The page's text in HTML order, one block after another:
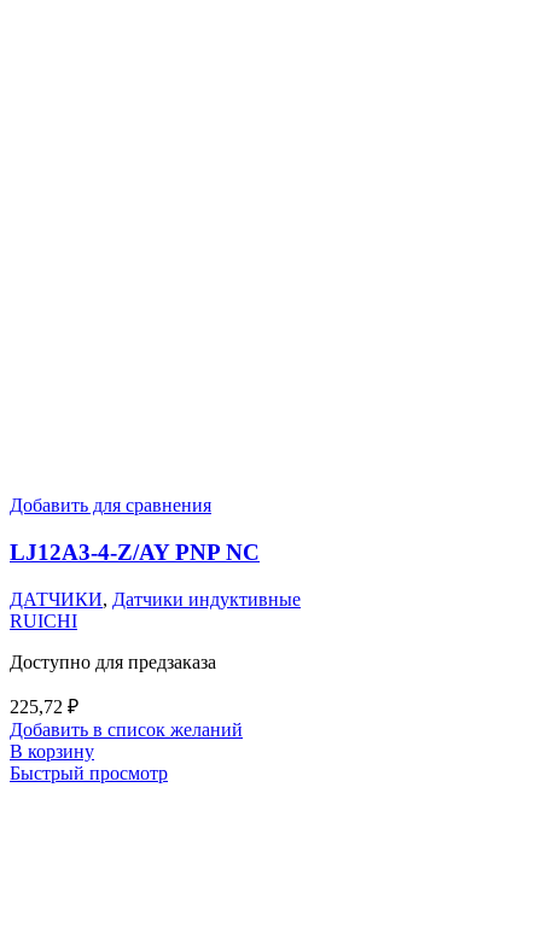
Добавить для сравнения
LJ12A3-4-Z/AY PNP NC
ДАТЧИКИ, Датчики индуктивные
RUICHI
Доступно для предзаказа
225,72 ₽
Добавить в список желаний
В корзину
Быстрый просмотр